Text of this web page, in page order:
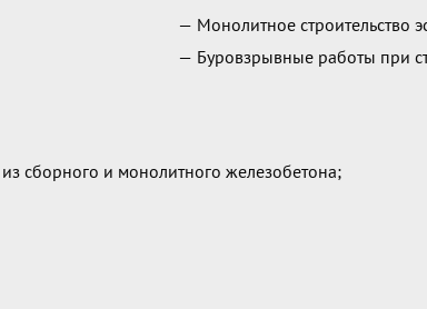
— Монолитное строительство
— Буровзрывные работы при
сборного и монолитного железобетона;